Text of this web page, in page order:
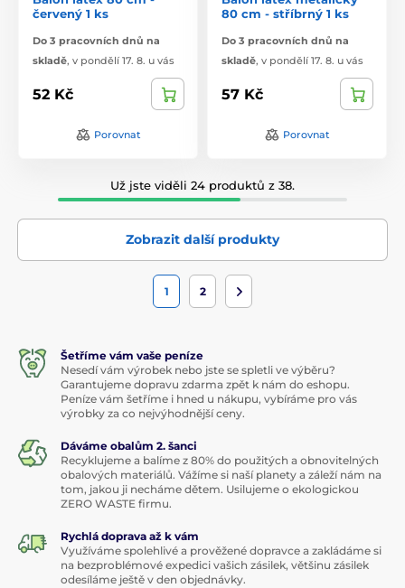
červený 1 ks
Do 3 pracovních dnů na
skladě, v pondělí 17. 8. u vás
52 Kč
Porovnat
80 cm - stříbrný 1 ks
Do 3 pracovních dnů na
skladě, v pondělí 17. 8. u vás
57 Kč
Porovnat
Už jste viděli 24 produktů z 38.
Zobrazit další produkty
1 2
Šetříme vám vaše peníze
Nesedí vám výrobek nebo jste se spletli ve výběru?
Garantujeme dopravu zdarma zpět k nám do eshopu.
Peníze vám šetříme i hned u nákupu, vybíráme pro vás
výrobky za co nejvýhodnější ceny.
Dáváme obalům 2. šanci
Recyklujeme a balíme z 80% do použitých a obnovitelných
obalových materiálů. Vážíme si naší planety a záleží nám na
tom, jakou ji necháme dětem. Usilujeme o ekologickou
ZERO WASTE firmu.
Rychlá doprava až k vám
Využíváme spolehlivé a prověžené dopravce a zakládáme si
na bezproblémové expedici vašich zásilek, většinu zásilek
odesíláme ještě v den objednávky.